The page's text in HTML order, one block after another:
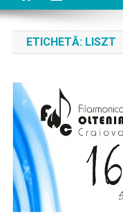
ETICHETĂ: LISZT